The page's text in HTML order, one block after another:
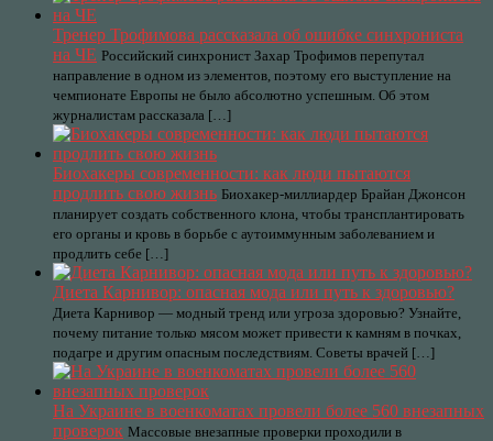
Тренер Трофимова рассказала об ошибке синхрониста
на ЧЕ Российский синхронист Захар Трофимов перепутал
направление в одном из элементов, поэтому его выступление на
чемпионате Европы не было абсолютно успешным. Об этом
журналистам рассказала […]
Биохакеры современности: как люди пытаются
продлить свою жизнь Биохакер-миллиардер Брайан Джонсон
планирует создать собственного клона, чтобы трансплантировать
его органы и кровь в борьбе с аутоиммунным заболеванием и
продлить себе […]
Диета Карнивор: опасная мода или путь к здоровью?
Диета Карнивор — модный тренд или угроза здоровью? Узнайте,
почему питание только мясом может привести к камням в почках,
подагре и другим опасным последствиям. Советы врачей […]
На Украине в военкоматах провели более 560 внезапных
проверок Массовые внезапные проверки проходили в